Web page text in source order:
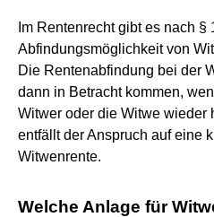
Im Rentenrecht gibt es nach §
Abfindungsmöglichkeit von
Die Rentenabfindung bei der
dann in Betracht kommen,
Witwer oder die Witwe wieder
entfällt der Anspruch auf eine
Witwenrente.
Welche Anlage für